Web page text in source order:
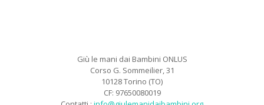
Giù le mani dai Bambini ONLUS
Corso G. Sommeilier, 31
10128 Torino (TO)
CF: 97650080019